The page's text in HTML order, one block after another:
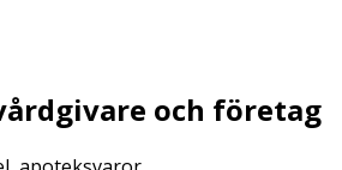
och företag